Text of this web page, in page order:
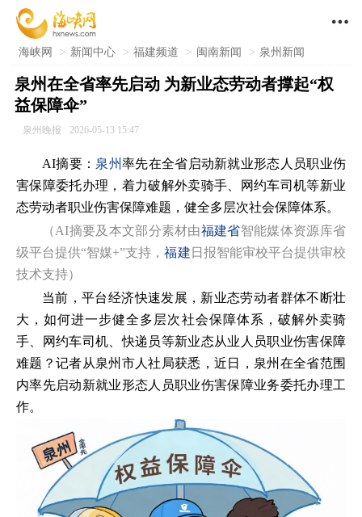

海峡网 > 新闻中心 > 福建频道 > 闽南新闻 > 泉州新闻
泉州在全省率先启动 为新业态劳动者撑起“权
益保障伞”
泉州晚报 2026-05-13 15:47
AI摘要： 泉州率先在全省启动新就业形态人员职业伤
害保障委托办理，着力破解外卖骑手、网约车司机等新业
态劳动者职业伤害保障难题，健全多层次社会保障体系。
（AI摘要及本文部分素材由福建省智能媒体资源库省
级平台提供“智媒+”支持，福建 日报智能审校平台提供审校
技术支持）
当前，平台经济快速发展，新业态劳动者群体不断壮
大，如何进一步健全多层次社会保障体系，破解外卖骑
手、网约车司机、快递员等新业态从业人员职业伤害保障
难题？记者从泉州市人社局获悉，近日，泉州在全省范围
内率先启动新就业形态人员职业伤害保障业务委托办理工
作。